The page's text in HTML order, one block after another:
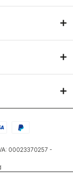
00023370257 -